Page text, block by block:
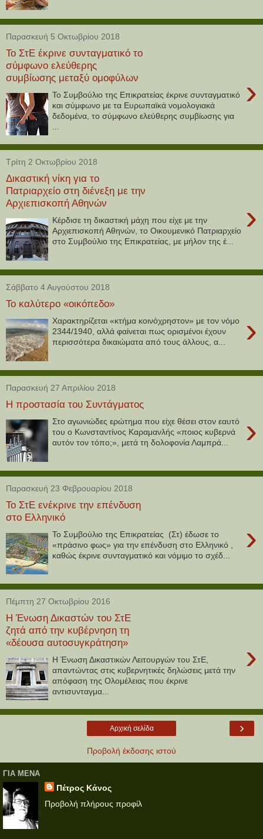
Παρασκευή 5 Οκτωβρίου 2018
Το ΣτΕ έκρινε συνταγματικό το
σύμφωνο ελεύθερης
συμβίωσης μεταξύ ομοφύλων
›
Το Συμβούλιο της Επικρατείας έκρινε συνταγματικό
και σύμφωνο με τα Ευρωπαϊκά νομολογιακά
δεδομένα, το σύμφωνο ελεύθερης συμβίωσης για
Τρίτη 2 Οκτωβρίου 2018
Δικαστική νίκη για το
Πατριαρχείο στη διένεξη με την
Αρχιεπισκοπή Αθηνών
›
Κέρδισε τη δικαστική μάχη που είχε με την
Αρχιεπισκοπή Αθηνών, το Οικουμενικό Πατριαρχείο
στο Συμβούλιο της Επικρατείας, με μήλον της έ...
Σάββατο 4 Αυγούστου 2018
Το καλύτερο «οικόπεδο»
›
Χαρακτηρίζεται «κτήμα κοινόχρηστον» με τον νόμο
2344/1940, αλλά φαίνεται πως ορισμένοι έχουν
περισσότερα δικαιώματα από τους άλλους, α...
Παρασκευή 27 Απριλίου 2018
Η προστασία του Συντάγματος
›
Στο αγωνιώδες ερώτημα που είχε θέσει στον εαυτό
του ο Κωνσταντίνος Καραμανλής «ποιος κυβερνά
αυτόν τον τόπο;», μετά τη δολοφονία Λαμπρά...
Παρασκευή 23 Φεβρουαρίου 2018
Το ΣτΕ ενέκρινε την επένδυση
στο Ελληνικό
›
Το Συμβούλιο της Επικρατείας (Στ) έδωσε το
«πράσινο φως» για την επένδυση στο Ελληνικό ,
καθώς έκρινε συνταγματικό και νόμιμο το σχέδ...
Πέμπτη 27 Οκτωβρίου 2016
Η Ένωση Δικαστών του ΣτΕ
ζητά από την κυβέρνηση τη
«δέουσα αυτοσυγκράτηση»
›
H Ένωση Δικαστικών Λειτουργών του ΣτΕ,
απαντώντας στις κυβερνητικές δηλώσεις μετά την
απόφαση της Ολομέλειας που έκρινε
αντισυνταγμα...
›
Αρχική σελίδα
Προβολή έκδοσης ιστού
ΓΙΑ ΜΕΝΑ
Πέτρος Κάνος
Προβολή πλήρους προφίλ